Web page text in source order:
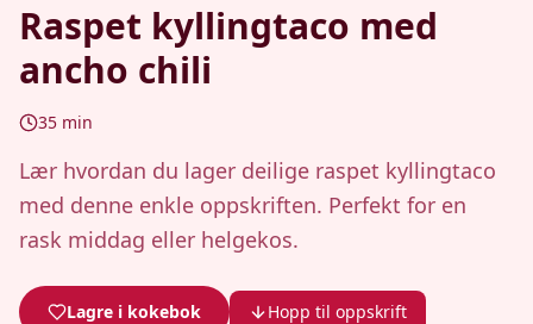
Raspet kyllingtaco med
ancho chili
35 min
Lær hvordan du lager deilige raspet kyllingtaco
med denne enkle oppskriften. Perfekt for en
rask middag eller helgekos.
Lagre i kokebok Hopp til oppskrift